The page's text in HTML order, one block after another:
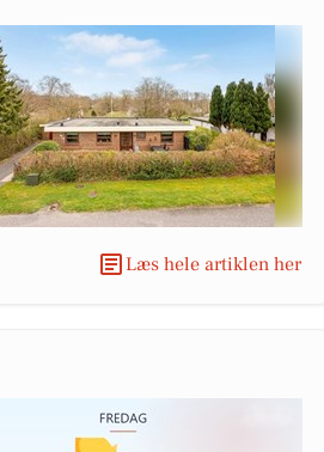
Læs hele artiklen her